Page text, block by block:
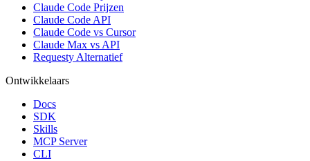
Claude Code Prijzen
Claude Code API
Claude Code vs Cursor
Claude Max vs API
Requesty Alternatief
Ontwikkelaars
Docs
SDK
Skills
MCP Server
CLI